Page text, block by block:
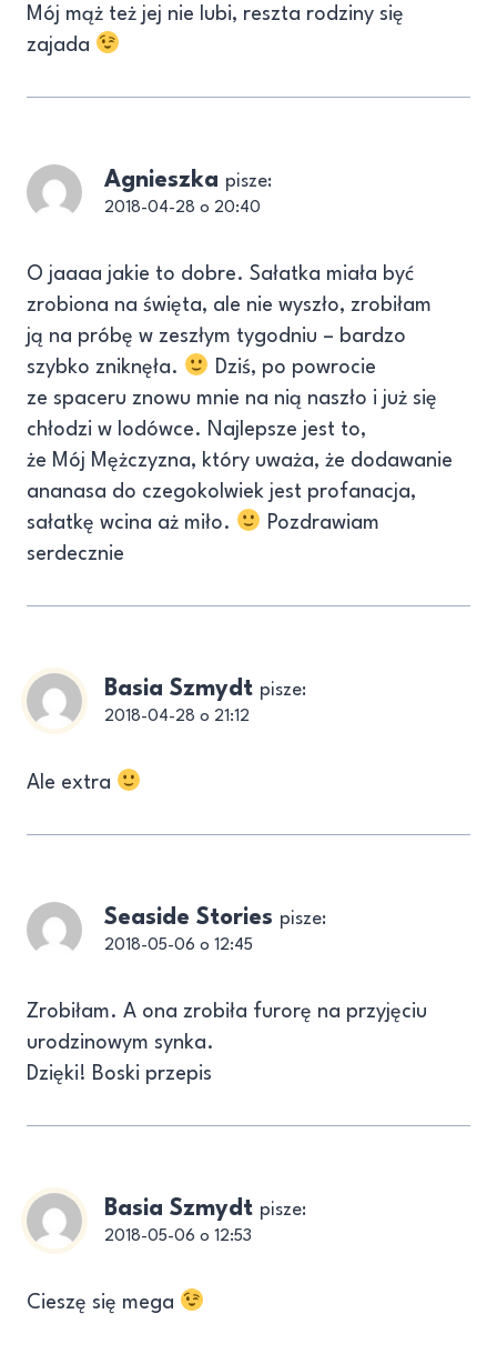
Mój mąż też jej nie lubi, reszta rodziny się
zajada
Agnieszka pisze:
2018-04-28 o 20:40
O jaaaa jakie to dobre. Sałatka miała być
zrobiona na święta, ale nie wyszło, zrobiłam
ją na próbę w zeszłym tygodniu – bardzo
szybko zniknęła.
Dziś, po powrocie
ze spaceru znowu mnie na nią naszło i już się
chłodzi w lodówce. Najlepsze jest to,
że Mój Mężczyzna, który uważa, że dodawanie
ananasa do czegokolwiek jest profanacja,
sałatkę wcina aż miło.
Pozdrawiam
serdecznie
Basia Szmydt pisze:
2018-04-28 o 21:12
Ale extra
Seaside Stories pisze:
2018-05-06 o 12:45
Zrobiłam. A ona zrobiła furorę na przyjęciu
urodzinowym synka.
Dzięki! Boski przepis
Basia Szmydt pisze:
2018-05-06 o 12:53
Cieszę się mega